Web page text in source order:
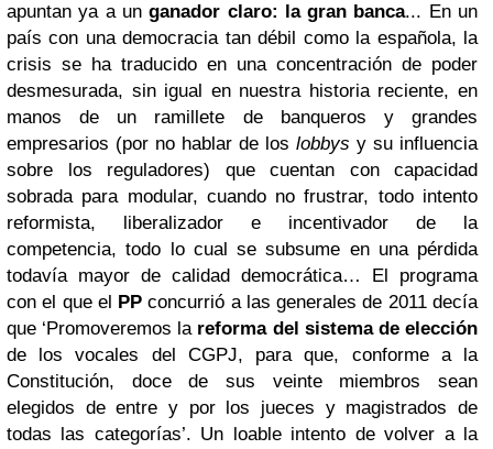
apuntan ya a unganador claro: la gran banca... En un
país con una democracia tan débil como la española, la
crisis se ha traducido en una concentración de poder
desmesurada, sin igual en nuestra historia reciente, en
manos de un ramillete de banqueros y grandes
empresarios (por no hablar de los lobbys y su influencia
sobre los reguladores) que cuentan con capacidad
sobrada para modular, cuando no frustrar, todo intento
reformista, liberalizador e incentivador de la
competencia, todo lo cual se subsume en una pérdida
todavía mayor de calidad democrática… El programa
con el que el PP concurrió a las generales de 2011 decía
que ‘Promoveremos la reforma del sistema de elección
de los vocales del CGPJ, para que, conforme a la
Constitución, doce de sus veinte miembros sean
elegidos de entre y por los jueces y magistrados de
todas las categorías’. Un loable intento de volver a la